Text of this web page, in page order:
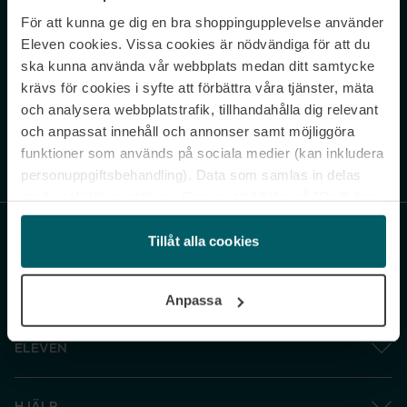
För att kunna ge dig en bra shoppingupplevelse använder
Eleven cookies. Vissa cookies är nödvändiga för att du
ska kunna använda vår webbplats medan ditt samtycke
krävs för cookies i syfte att förbättra våra tjänster, mäta
och analysera webbplatstrafik, tillhandahålla dig relevant
och anpassat innehåll och annonser samt möjliggöra
funktioner som används på sociala medier (kan inkludera
personuppgiftsbehandling). Data som samlas in delas
och gå vidare” accepterar du samtliga cookies medan du
under ”Inställningar” kan anpassa användningen av
cookies. Du kan återkalla ditt samtycke när som helst.
Tillåt alla cookies
Anpassa
Never miss a beat.
Sign up to our newsletter.
Genom att prenumerera accepterar du vår Integritetspolicy. Avprenumerera
ELEVEN